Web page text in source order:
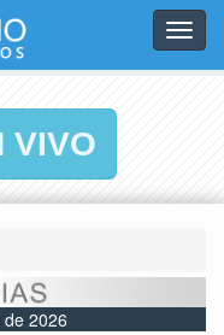
VIVO
2026